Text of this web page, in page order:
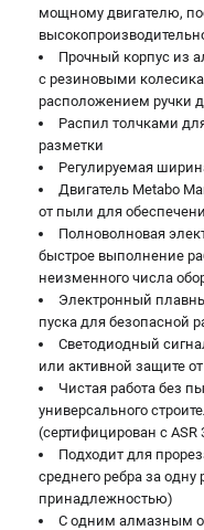
мощному двигателю,
Прочный корпус из
с резиновыми
расположением ручки
Распил толчками
разметки
Регулируемая
Двигатель Metabo
от пыли для
Полноволновая
быстрое выполнение
неизменного числа
Электронный
пуска для безопасной
Светодиодный
или активной защите
Чистая работа без
универсального
(сертифицирован с ASR
Подходит для
среднего ребра за
принадлежностью)
С одним алмазным